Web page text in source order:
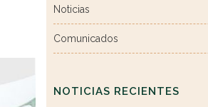
Noticias
Comunicados
NOTICIAS RECIENTES